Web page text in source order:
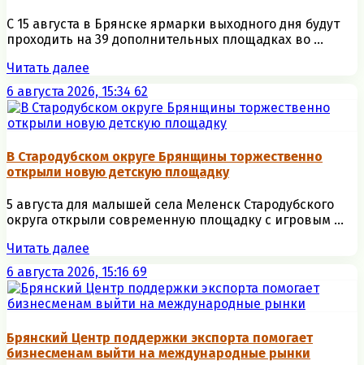
С 15 августа в Брянске ярмарки выходного дня будут
проходить на 39 дополнительных площадках во ...
Читать далее
6 августа 2026, 15:34 62
В Стародубском округе Брянщины торжественно
открыли новую детскую площадку
5 августа для малышей села Меленск Стародубского
округа открыли современную площадку с игровым ...
Читать далее
6 августа 2026, 15:16 69
Брянский Центр поддержки экспорта помогает
бизнесменам выйти на международные рынки